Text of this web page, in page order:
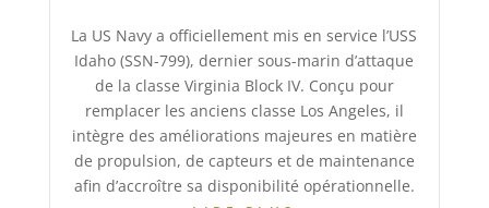
La US Navy a officiellement mis en service l’USS
Idaho (SSN-799), dernier sous-marin d’attaque
de la classe Virginia Block IV. Conçu pour
remplacer les anciens classe Los Angeles, il
intègre des améliorations majeures en matière
de propulsion, de capteurs et de maintenance
afin d’accroître sa disponibilité opérationnelle.